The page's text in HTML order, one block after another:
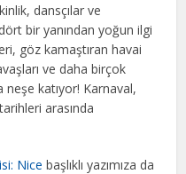
dansçılar ve
bir yanından yoğun ilgi
göz kamaştıran havai
ve daha birçok
neşe katıyor! Karnaval,
arasında
Nice başlıklı yazımıza da